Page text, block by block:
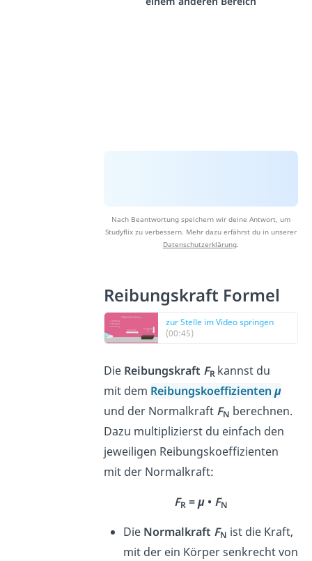
Nach Beantwortung speichern wir deine Antwort, um
Studyflix zu verbessern. Mehr dazu erfährst du in unserer
Datenschutzerklärung.
Reibungskraft Formel
zur Stelle im Video springen
(00:45)
Die Reibungskraft FR kannst du
mit dem Reibungskoeffizienten μ
und der Normalkraft FN berechnen.
Dazu multiplizierst du einfach den
jeweiligen Reibungskoeffizienten
mit der Normalkraft:
FR =μ• FN
Die Normalkraft FN ist die Kraft,
mit der ein Körper senkrecht von